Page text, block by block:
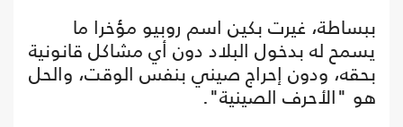
ببساطة، غيرت بكين اسم روبيو مؤخرا ما
يسمح له بدخول البلاد دون أي مشاكل قانونية
بحقه، ودون إحراج صيني بنفس الوقت، والحل
هو "الأحرف الصينية".